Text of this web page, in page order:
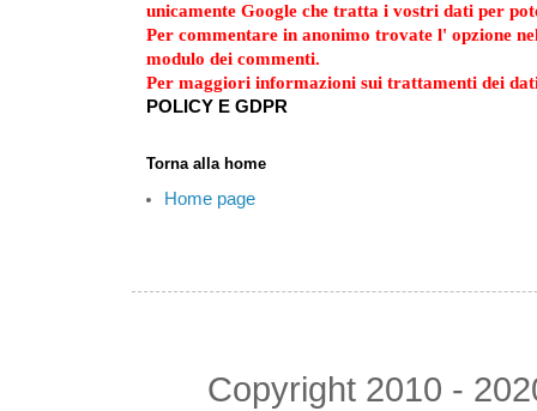
unicamente Google che tratta i vostri dati per
Per commentare in anonimo trovate l' opzione
modulo dei commenti.
Per maggiori informazioni sui trattamenti dei
POLICY E GDPR
Torna alla home
Home page
Copyright 2010 -